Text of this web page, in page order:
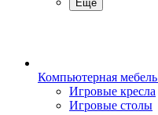
Еще
Компьютерная мебель
Игровые кресла
Игровые столы